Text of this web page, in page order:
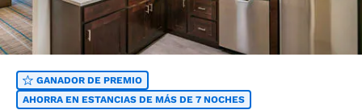
GANADOR DE PREMIO
AHORRA EN ESTANCIAS DE MÁS DE 7 NOCHES